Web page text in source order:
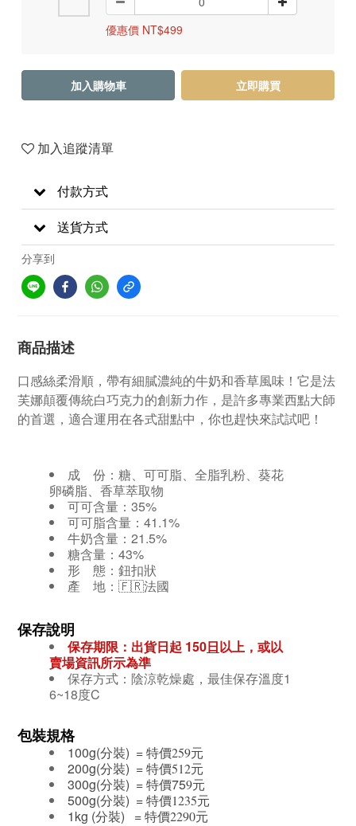
優惠價 NT$499
加入購物車 立即購買
加入追蹤清單
付款方式
送貨方式
分享到
商品描述
口感絲柔滑順， 帶有細膩濃純的牛奶和香草風味！ 它是法
芙娜顛覆傳統白巧克力的創新力作， 是許多專業西點大師
的首選， 適合運用在各式甜點中， 你也趕快來試試吧！
成 份： 糖、可可脂、全脂乳粉、葵花
卵磷脂、香草萃取物
可可含量：35%
可可脂含量：41.1%
牛奶含量：21.5%
糖含量：43%
形 態：鈕扣狀
產 地：🇫🇷法國
保存說明
保存期限：出貨日起 150日以上，或以
賣場資訊所示為準
保存方式：陰涼乾燥處，最佳保存溫度1
6~18度C
包裝規格
100g(分裝) = 特價259元
200g(分裝) = 特價512元
300g(分裝) = 特價759元
500g(分裝) = 特價1235元
1kg (分裝) = 特價2290元